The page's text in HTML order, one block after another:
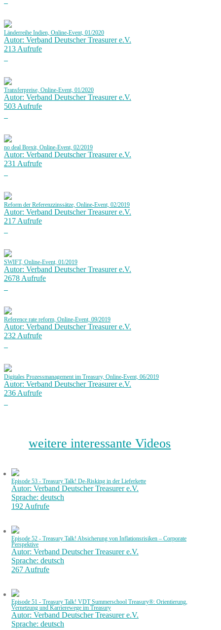
Länderreihe Indien, Online-Event, 01/2020
Autor: Verband Deutscher Treasurer e.V.
213 Aufrufe
Transferpreise, Online-Event, 01/2020
Autor: Verband Deutscher Treasurer e.V.
503 Aufrufe
no deal Brexit, Online-Event, 02/2019
Autor: Verband Deutscher Treasurer e.V.
231 Aufrufe
Reform der Referenzzinssätze, Online-Event, 02/2019
Autor: Verband Deutscher Treasurer e.V.
217 Aufrufe
SWIFT, Online-Event, 01/2019
Autor: Verband Deutscher Treasurer e.V.
2678 Aufrufe
Reference rate reform, Online-Event, 09/2019
Autor: Verband Deutscher Treasurer e.V.
232 Aufrufe
Digitales Prozessmanagement im Treasury, Online-Event, 06/2019
Autor: Verband Deutscher Treasurer e.V.
236 Aufrufe
weitere interessante Videos
Episode 53 - Treasury Talk! De-Risking in der Lieferkette
Autor: Verband Deutscher Treasurer e.V.
Sprache: deutsch
192 Aufrufe
Episode 52 - Treasury Talk! Absicherung von Inflationsrisiken – Corporate
Perspektive
Autor: Verband Deutscher Treasurer e.V.
Sprache: deutsch
267 Aufrufe
Episode 51 - Treasury Talk! VDT Summerschool Treasury®: Orientierung,
Vernetzung und Karrierewege im Treasury
Autor: Verband Deutscher Treasurer e.V.
Sprache: deutsch